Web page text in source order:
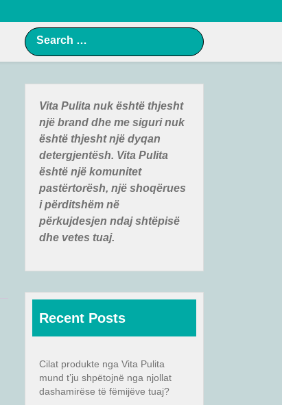
Vita Pulita nuk është thjesht
një brand dhe me siguri nuk
është thjesht një dyqan
detergjentësh. Vita Pulita
është një komunitet
pastërtorësh, një shoqërues
i përditshëm në
përkujdesjen ndaj shtëpisë
dhe vetes tuaj.
Recent Posts
Cilat produkte nga Vita Pulita
mund t’ju shpëtojnë nga njollat
dashamirëse të fëmijëve tuaj?